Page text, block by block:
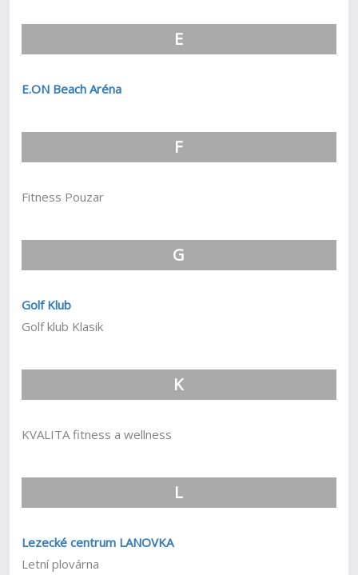
E
E.ON Beach Aréna
F
Fitness Pouzar
G
Golf Klub
Golf klub Klasik
K
KVALITA fitness a wellness
L
Lezecké centrum LANOVKA
Letní plovárna